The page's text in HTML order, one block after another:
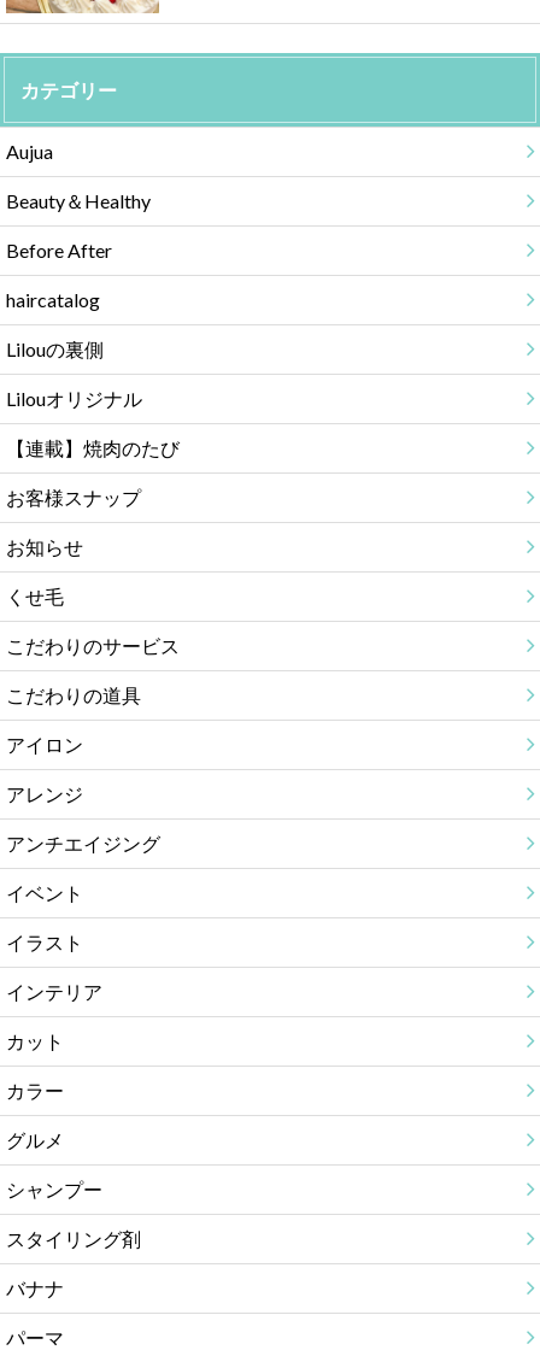
カテゴリー
Aujua
Beauty＆Healthy
Before After
haircatalog
Lilouの裏側
Lilouオリジナル
【連載】焼肉のたび
お客様スナップ
お知らせ
くせ毛
こだわりのサービス
こだわりの道具
アイロン
アレンジ
アンチエイジング
イベント
イラスト
インテリア
カット
カラー
グルメ
シャンプー
スタイリング剤
バナナ
パーマ